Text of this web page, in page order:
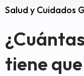
Salud y Cuidados
tiene